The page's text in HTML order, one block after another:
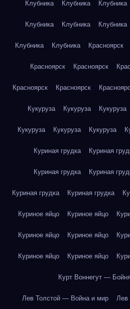
Клубника Клубника Клубника
Клубника Клубника Клубника
Клубника Клубника Красноярск
Красноярск Красноярск
Красноярск Красноярск
Кукуруза Кукуруза Кукуруза
Кукуруза Кукуруза Кукуруза
Куриная грудка Куриная
Куриная грудка Куриная
Куриная грудка Куриная грудка
Куриное яйцо Куриное яйцо
Куриное яйцо Куриное яйцо
Куриное яйцо Куриное яйцо
Курт Воннегут —
Лев Толстой — Война и мир Лев